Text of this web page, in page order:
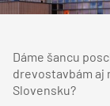
Dáme šancu
drevostavbám aj
Slovensku?